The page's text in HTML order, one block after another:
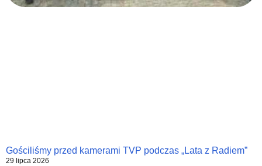
Gościliśmy przed kamerami TVP podczas „Lata z Radiem”
29 lipca 2026